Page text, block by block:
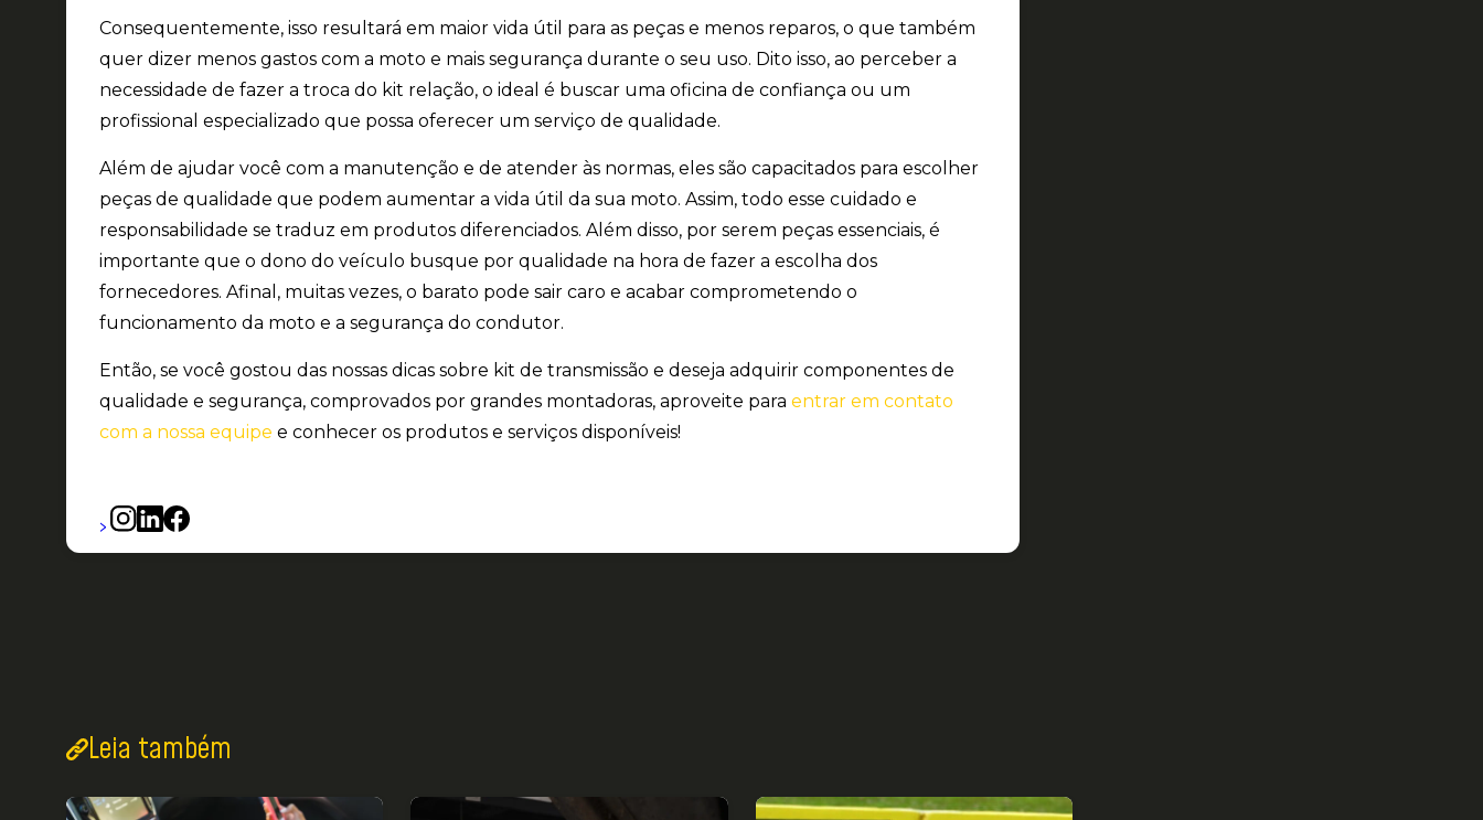
Consequentemente, isso resultará em maior vida útil para as peças e menos reparos, o que também
quer dizer menos gastos com a moto e mais segurança durante o seu uso. Dito isso, ao perceber a
necessidade de fazer a troca do kit relação, o ideal é buscar uma oficina de confiança ou um
profissional especializado que possa oferecer um serviço de qualidade.
Além de ajudar você com a manutenção e de atender às normas, eles são capacitados para escolher
peças de qualidade que podem aumentar a vida útil da sua moto. Assim, todo esse cuidado e
responsabilidade se traduz em produtos diferenciados. Além disso, por serem peças essenciais, é
importante que o dono do veículo busque por qualidade na hora de fazer a escolha dos
fornecedores. Afinal, muitas vezes, o barato pode sair caro e acabar comprometendo o
funcionamento da moto e a segurança do condutor.
Então, se você gostou das nossas dicas sobre kit de transmissão e deseja adquirir componentes de
qualidade e segurança, comprovados por grandes montadoras, aproveite para entrar em contato
com a nossa equipe e conhecer os produtos e serviços disponíveis!
>
Leia também